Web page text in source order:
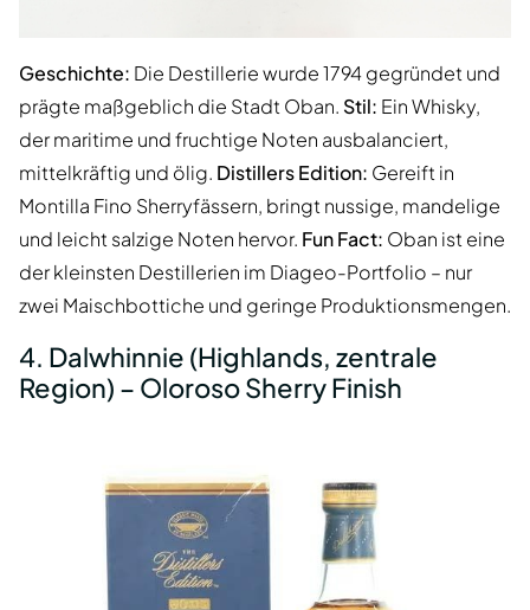
Geschichte: Die Destillerie wurde 1794 gegründet und
prägte maßgeblich die Stadt Oban. Stil: Ein Whisky,
der maritime und fruchtige Noten ausbalanciert,
mittelkräftig und ölig. Distillers Edition: Gereift in
Montilla Fino Sherryfässern, bringt nussige, mandelige
und leicht salzige Noten hervor. Fun Fact: Oban ist eine
der kleinsten Destillerien im Diageo-Portfolio – nur
zwei Maischbottiche und geringe Produktionsmengen.
4. Dalwhinnie (Highlands, zentrale
Region) – Oloroso Sherry Finish